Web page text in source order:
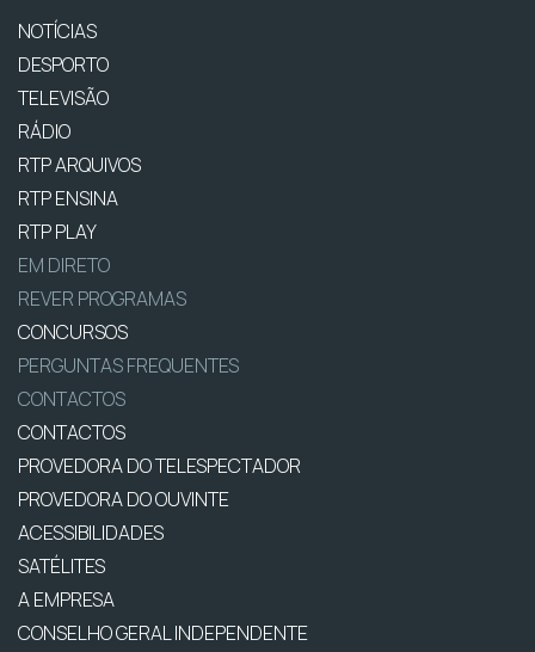
NOTÍCIAS
DESPORTO
TELEVISÃO
RÁDIO
RTP ARQUIVOS
RTP ENSINA
RTP PLAY
EM DIRETO
REVER PROGRAMAS
CONCURSOS
PERGUNTAS FREQUENTES
CONTACTOS
CONTACTOS
PROVEDORA DO TELESPECTADOR
PROVEDORA DO OUVINTE
ACESSIBILIDADES
SATÉLITES
A EMPRESA
CONSELHO GERAL INDEPENDENTE